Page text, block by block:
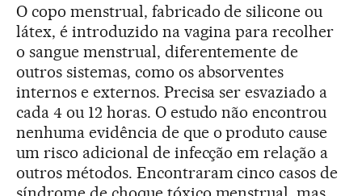
O copo menstrual, fabricado de silicone ou
látex, é introduzido na vagina para recolher
o sangue menstrual, diferentemente de
outros sistemas, como os absorventes
internos e externos. Precisa ser esvaziado a
cada 4 ou 12 horas. O estudo não encontrou
nenhuma evidência de que o produto cause
um risco adicional de infecção em relação a
outros métodos. Encontraram cinco casos de